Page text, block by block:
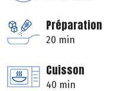
Préparation
20 min
Cuisson
40 min